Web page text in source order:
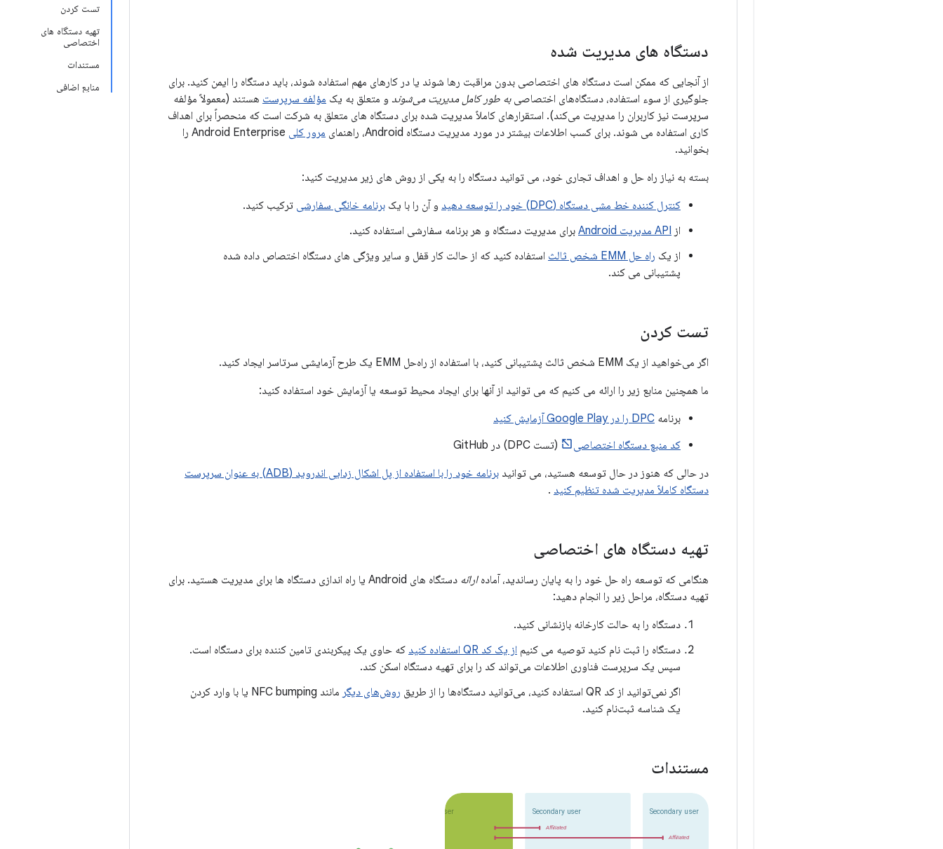
تست کردن
تهیه دستگاه های
اختصاصی
مستندات
منابع اضافی
دستگاه های مدیریت شده
از آنجایی که ممکن است دستگاه های اختصاصی بدون مراقبت رها شوند یا در کارهای مهم استفاده شوند، باید دستگاه را ایمن کنید. برای
جلوگیری از سوء استفاده، دستگاه‌های اختصاصیبه طور کامل مدیریت می‌شوند و متعلق به یک مؤلفه سرپرست هستند (معمولاً مؤلفه
سرپرست نیز کاربران را مدیریت می‌کند). استقرارهای کاملاً مدیریت شده برای دستگاه های متعلق به شرکت است که منحصراً برای اهداف
کاری استفاده می شوند. برای کسب اطلاعات بیشتر در مورد مدیریت دستگاه Android، راهنمای
مرور کلی
Android Enterprise را
بخوانید.
بسته به نیاز راه حل و اهداف تجاری خود، می توانید دستگاه را به یکی از روش های زیر مدیریت کنید:
کنترل کننده خط مشی دستگاه (DPC) خود را توسعه دهید
و آن را با یک برنامه خانگی سفارشی ترکیب کنید.
از API مدیریت Android
برای مدیریت دستگاه و هر برنامه سفارشی استفاده کنید.
از یک راه حل EMM شخص ثالث
استفاده کنید که از حالت کار قفل و سایر ویژگی های دستگاه اختصاص داده شده
پشتیبانی می کند.
تست کردن
اگر می‌خواهید از یک EMM شخص ثالث پشتیبانی کنید، با استفاده از راه‌حل EMM یک طرح آزمایشی سرتاسر ایجاد کنید.
ما همچنین منابع زیر را ارائه می کنیم که می توانید از آنها برای ایجاد محیط توسعه یا آزمایش خود استفاده کنید:
برنامه DPC را در Google Play آزمایش کنید
کد منبع دستگاه اختصاصی
(تست DPC) در GitHub
در حالی که هنوز در حال توسعه هستید، می توانید
برنامه خود را با استفاده از پل اشکال زدایی اندروید (ADB) به عنوان سرپرست
دستگاه کاملاً مدیریت شده تنظیم کنید .
تهیه دستگاه های اختصاصی
هنگامی که توسعه راه حل خود را به پایان رساندید، آمادهارائه
دستگاه های Android یا راه اندازی دستگاه ها برای مدیریت هستید. برای
تهیه دستگاه، مراحل زیر را انجام دهید:
دستگاه را به حالت کارخانه بازنشانی کنید.
دستگاه را ثبت نام کنید توصیه می کنیم از یک کد QR استفاده کنید
که حاوی یک پیکربندی تامین کننده برای دستگاه است.
سپس یک سرپرست فناوری اطلاعات می‌تواند کد را برای تهیه دستگاه اسکن کند.
اگر نمی‌توانید از کد QR استفاده کنید، می‌توانید دستگاه‌ها را از طریق
روش‌های دیگر
مانند NFC bumping یا با وارد کردن
یک شناسه ثبت‌نام کنید.
مستندات